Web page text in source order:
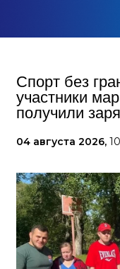
Спорт без
участники
получили
04 августа 2026,